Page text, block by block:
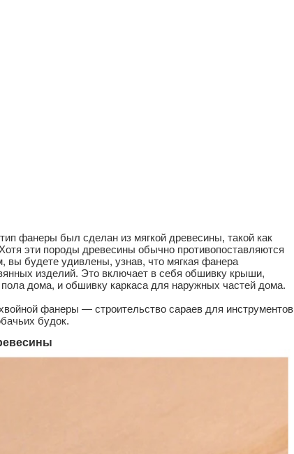
фанеры был сделан из мягкой древесины, такой как
эти породы древесины обычно противопоставляются
будете удивлены, узнав, что мягкая фанера
изделий. Это включает в себя обшивку крыши,
дома, и обшивку каркаса для наружных частей дома.
фанеры — строительство сараев для инструментов
будок.